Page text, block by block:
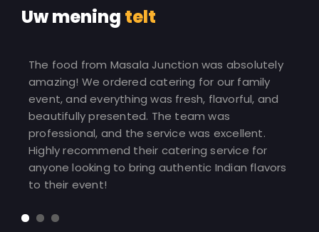
Uw mening telt
was absolutely
for our family
fresh, flavorful, and
team was
was excellent.
catering service for
authentic Indian flavors
I love the convenience of
Masala Junction. The website
and every time I’ve ordered,
fresh and on time. The
and delicious, making it my
Indian food. I’ve
friends and family!